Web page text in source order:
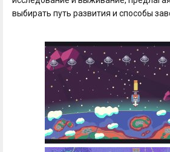
выбирать путь развития и способы